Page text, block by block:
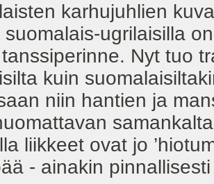
karhujuhlien
suomalais-ugrilaisilla
Nyt tuo
kuin
niin hantien ja
liikkeet ovat jo
- ainakin